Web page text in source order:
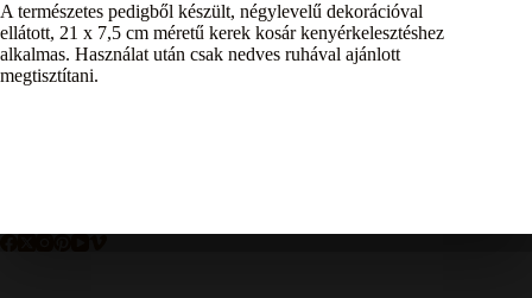
A természetes pedigből készült, négylevelű dekorációval
ellátott, 21 x 7,5 cm méretű kerek kosár kenyérkelesztéshez
alkalmas. Használat után csak nedves ruhával ajánlott
megtisztítani.